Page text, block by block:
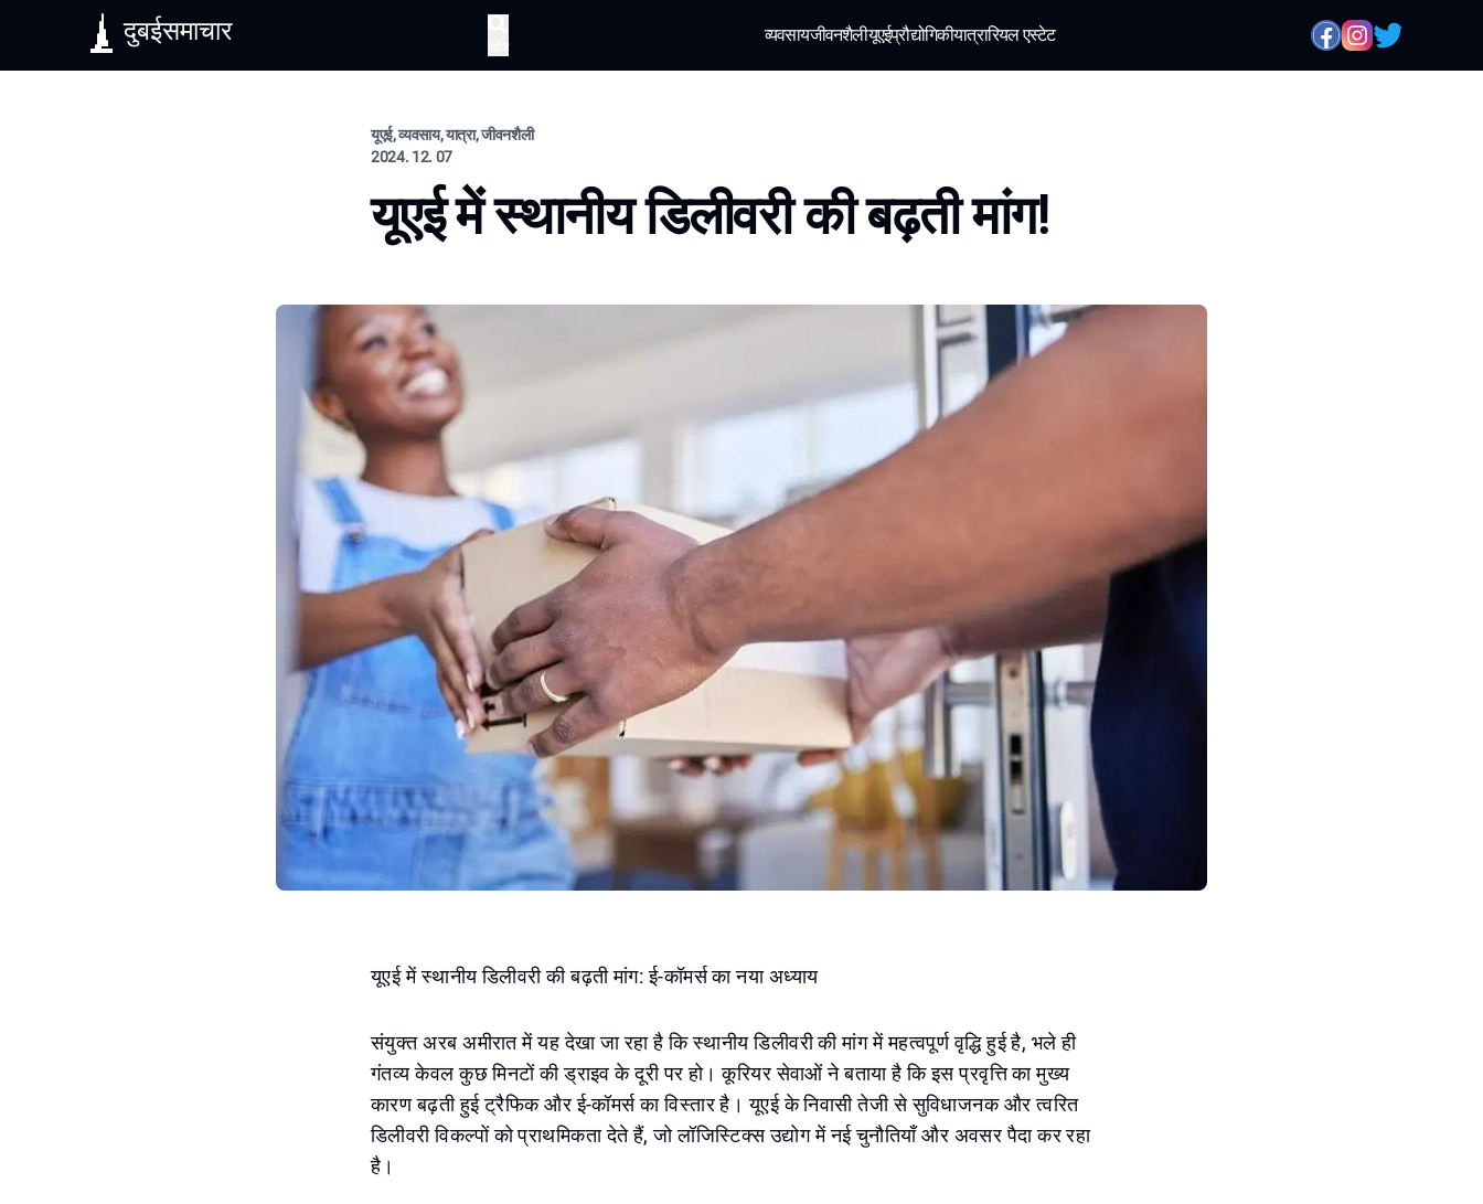
दुबईसमाचार व्यवसायजीवनशैलीयूएईप्रौद्योगिकीयात्रारियल एस्टेट
यूएई, व्यवसाय, यात्रा, जीवनशैली
2024. 12. 07
यूएई में स्थानीय डिलीवरी की बढ़ती मांग!
यूएई में स्थानीय डिलीवरी की बढ़ती मांग: ई-कॉमर्स का नया अध्याय
संयुक्त अरब अमीरात में यह देखा जा रहा है कि स्थानीय डिलीवरी की मांग में महत्वपूर्ण वृद्धि हुई है, भले ही
गंतव्य केवल कुछ मिनटों की ड्राइव के दूरी पर हो। कूरियर सेवाओं ने बताया है कि इस प्रवृत्ति का मुख्य
कारण बढ़ती हुई ट्रैफिक और ई-कॉमर्स का विस्तार है। यूएई के निवासी तेजी से सुविधाजनक और त्वरित
डिलीवरी विकल्पों को प्राथमिकता देते हैं, जो लॉजिस्टिक्स उद्योग में नई चुनौतियाँ और अवसर पैदा कर रहा
है।